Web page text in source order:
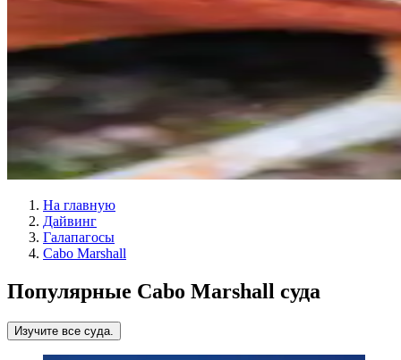
На главную
Дайвинг
Галапагосы
Cabo Marshall
Популярные Cabo Marshall суда
Изучите все суда.